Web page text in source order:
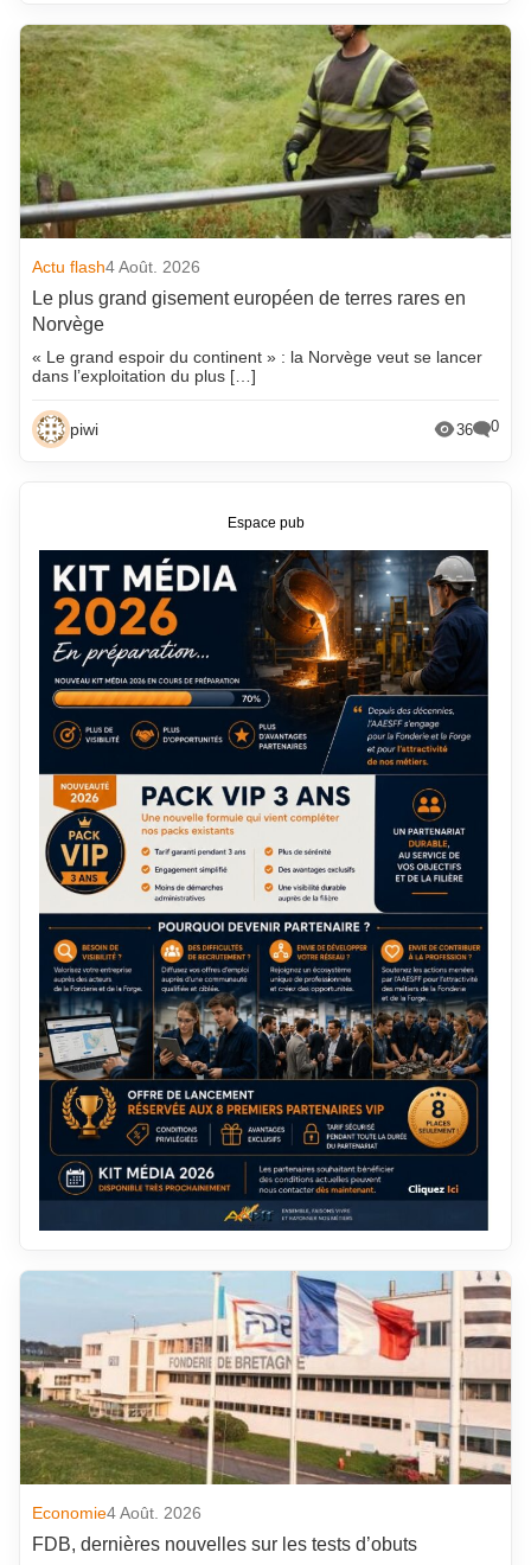
Actu flash4 Août. 2026
Le plus grand gisement européen de terres rares en
Norvège
« Le grand espoir du continent » : la Norvège veut se lancer
dans l’exploitation du plus […]
piwi 36 0
Economie4 Août. 2026
FDB, dernières nouvelles sur les tests d’obuts
Espace pub